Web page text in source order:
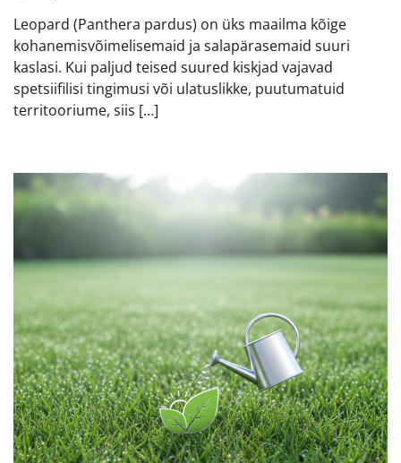
Leopard (Panthera pardus) on üks maailma kõige
kohanemisvõimelisemaid ja salapärasemaid suuri
kaslasi. Kui paljud teised suured kiskjad vajavad
spetsiifilisi tingimusi või ulatuslikke, puutumatuid
territooriume, siis […]